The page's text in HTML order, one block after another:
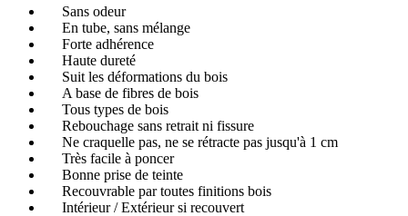
Sans odeur
En tube, sans mélange
Forte adhérence
Haute dureté
Suit les déformations du bois
A base de fibres de bois
Tous types de bois
Rebouchage sans retrait ni fissure
Ne craquelle pas, ne se rétracte pas jusqu'à 1 cm
Très facile à poncer
Bonne prise de teinte
Recouvrable par toutes finitions bois
Intérieur / Extérieur si recouvert